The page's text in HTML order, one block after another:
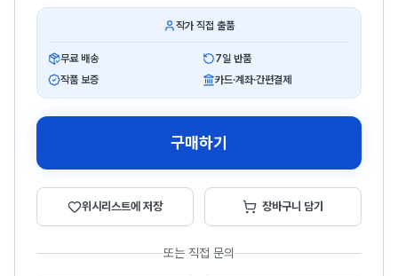
작가 직접 출품
무료 배송
7일 반품
작품 보증
카드·계좌·간편결제
구매하기
위시리스트에 저장 장바구니 담기
또는 직접 문의